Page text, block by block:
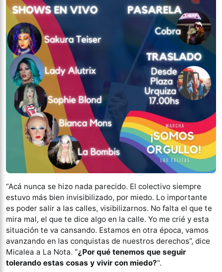
“Acá nunca se hizo nada parecido. El colectivo siempre
estuvo más bien invisibilizado, por miedo. Lo importante
es poder salir a las calles, visibilizarnos. No falta el que te
mira mal, el que te dice algo en la calle. Yo me crié y esta
situación te va cansando. Estamos en otra época, vamos
avanzando en las conquistas de nuestros derechos”, dice
Micalea a La Nota. “¿Por qué tenemos que seguir
tolerando estas cosas y vivir con miedo?“.